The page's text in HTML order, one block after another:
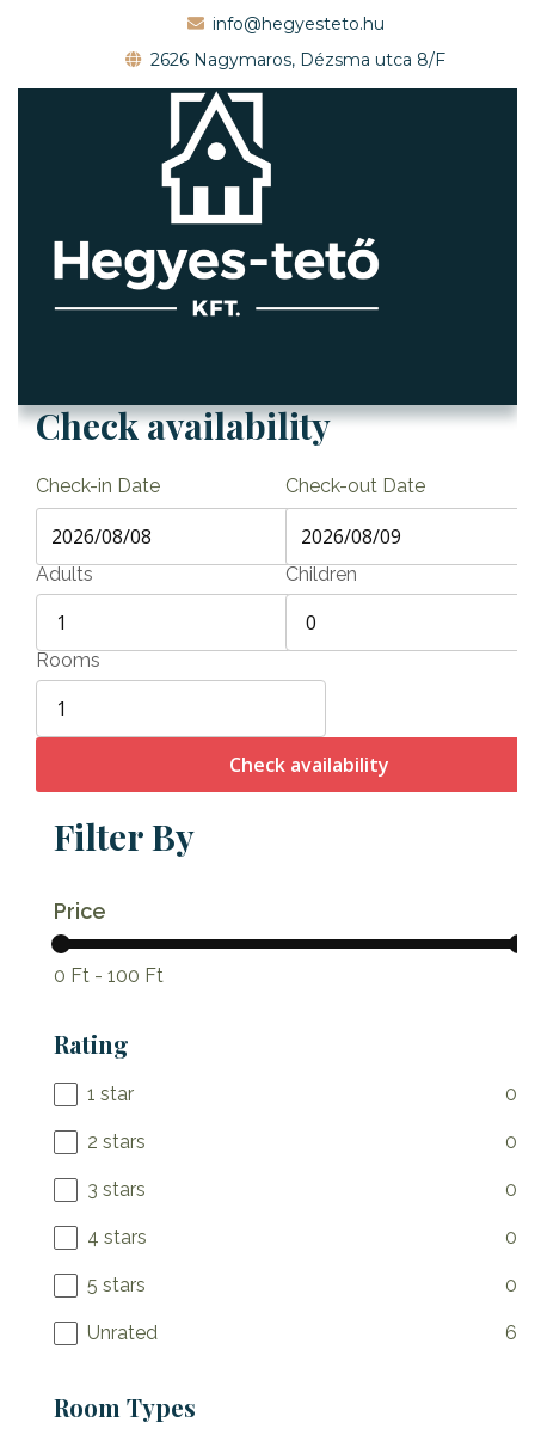
info@hegyesteto.hu
2626 Nagymaros, Dézsma utca 8/F
Check availability
Check-in Date Check-out Date
Adults Children
Rooms
Check availability
Filter By
Price
0 Ft - 100 Ft
Rating
1 star 0
2 stars 0
3 stars 0
4 stars 0
5 stars 0
Unrated 6
Room Types